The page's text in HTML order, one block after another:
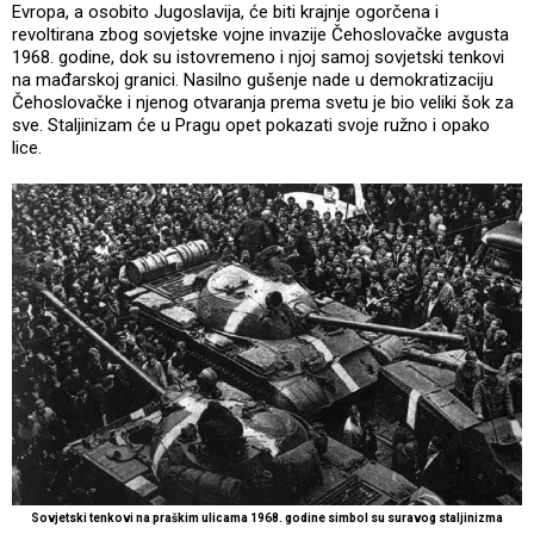
Evropa, a osobito Jugoslavija, će biti krajnje ogorčena i
revoltirana zbog sovjetske vojne invazije Čehoslovačke avgusta
1968. godine, dok su istovremeno i njoj samoj sovjetski tenkovi
na mađarskoj granici. Nasilno gušenje nade u demokratizaciju
Čehoslovačke i njenog otvaranja prema svetu je bio veliki šok za
sve. Staljinizam će u Pragu opet pokazati svoje ružno i opako
lice.
Sovjetski tenkovi na praškim ulicama 1968. godine simbol su suravog staljinizma